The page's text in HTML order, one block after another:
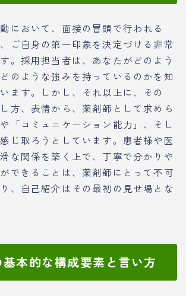
において、面接の冒頭で行われる
、ご自身の第一印象を決定づける非常
。採用担当者は、あなたがどのよう
のような強みを持っているのかを知
ます。しかし、それ以上に、その
し方、表情から、薬剤師として求めら
「コミュニケーション能力」、そし
じ取ろうとしています。患者様や医
な関係を築く上で、丁寧で分かりや
できることは、薬剤師にとって不可
、自己紹介はその最初の見せ場とな
本的な構成要素と言い方